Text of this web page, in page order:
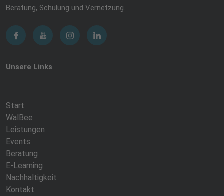
Beratung, Schulung und Vernetzung.
Unsere Links
Start
WalBee
Leistungen
Events
Beratung
E-Learning
Nachhaltigkeit
Kontakt